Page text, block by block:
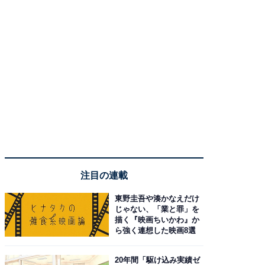
注目の連載
東野圭吾や湊かなえだけ
じゃない、「業と罪」を
描く『映画ちいかわ』か
ら強く連想した映画8選
20年間「駆け込み実績ゼ